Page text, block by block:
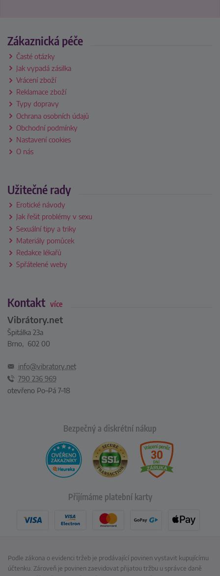
Zákaznická péče
Časté otázky
Jak vypadá zásilka
Vrácení zboží
Reklamace zboží
Typy dopravy
Ochrana osobních údajů
Obchodní podmínky
Nastavení cookies
O nás
Užitečné rady
Erotické návody
Jak řešit problémy v sexu
Sexuální tipy a triky
Materiály pomůcek
Redakce lékařů
Spřátelené weby
Kontakt více
Vibrátory.net
Špitálka 23a
Brno, 602 00
info@vibratory.net
790 236 969
otevřeno Po–Pá 7–18
Bezpečný a diskrétní nákup
Přijímáme platební karty
Podle zákona o evidenci tržeb je prodávající povinen vystavit kupujícímu
účtenku. Zároveň je povinen zaevidovat přijatou tržbu u správce daně